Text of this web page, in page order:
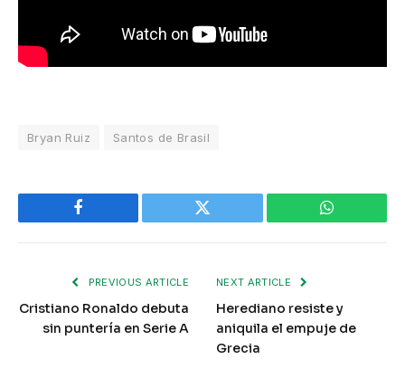
Bryan Ruiz Santos de Brasil
Facebook Twitter WhatsApp
PREVIOUS ARTICLE
Cristiano Ronaldo debuta
sin puntería en Serie A
NEXT ARTICLE
Herediano resiste y
aniquila el empuje de
Grecia